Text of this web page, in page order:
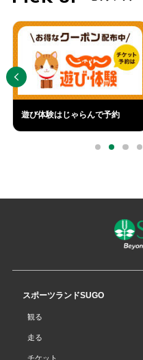
SUGO CAFÉ
0 1 2 3
PREV
スポーツランドSUGO
観る
走る
チケット